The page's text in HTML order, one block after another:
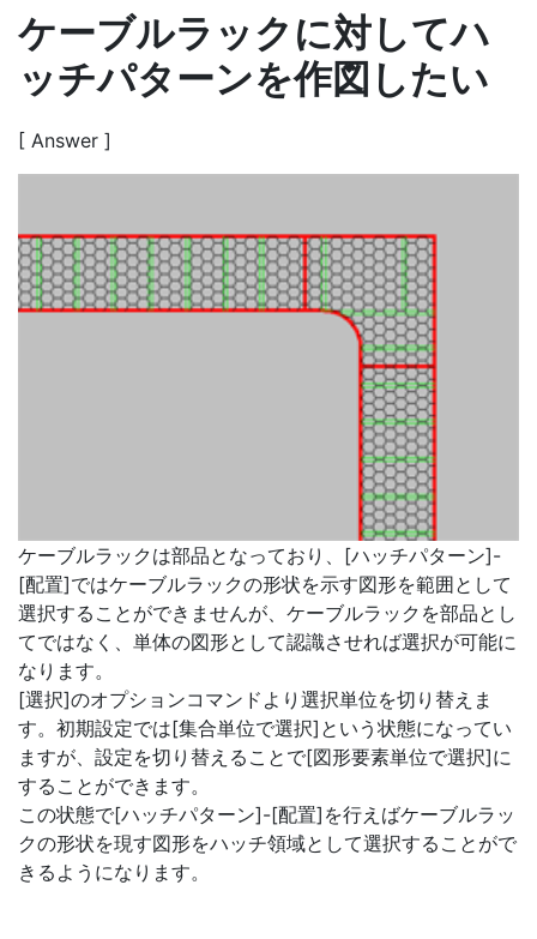
ケーブルラックに対してハ
ッチパターンを作図したい
[ Answer ]
ケーブルラックは部品となっており、[ハッチパターン]-
[配置]ではケーブルラックの形状を示す図形を範囲として
選択することができませんが、ケーブルラックを部品とし
てではなく、単体の図形として認識させれば選択が可能に
なります。
[選択]のオプションコマンドより選択単位を切り替えま
す。初期設定では[集合単位で選択]という状態になってい
ますが、設定を切り替えることで[図形要素単位で選択]に
することができます。
この状態で[ハッチパターン]-[配置]を行えばケーブルラッ
クの形状を現す図形をハッチ領域として選択することがで
きるようになります。